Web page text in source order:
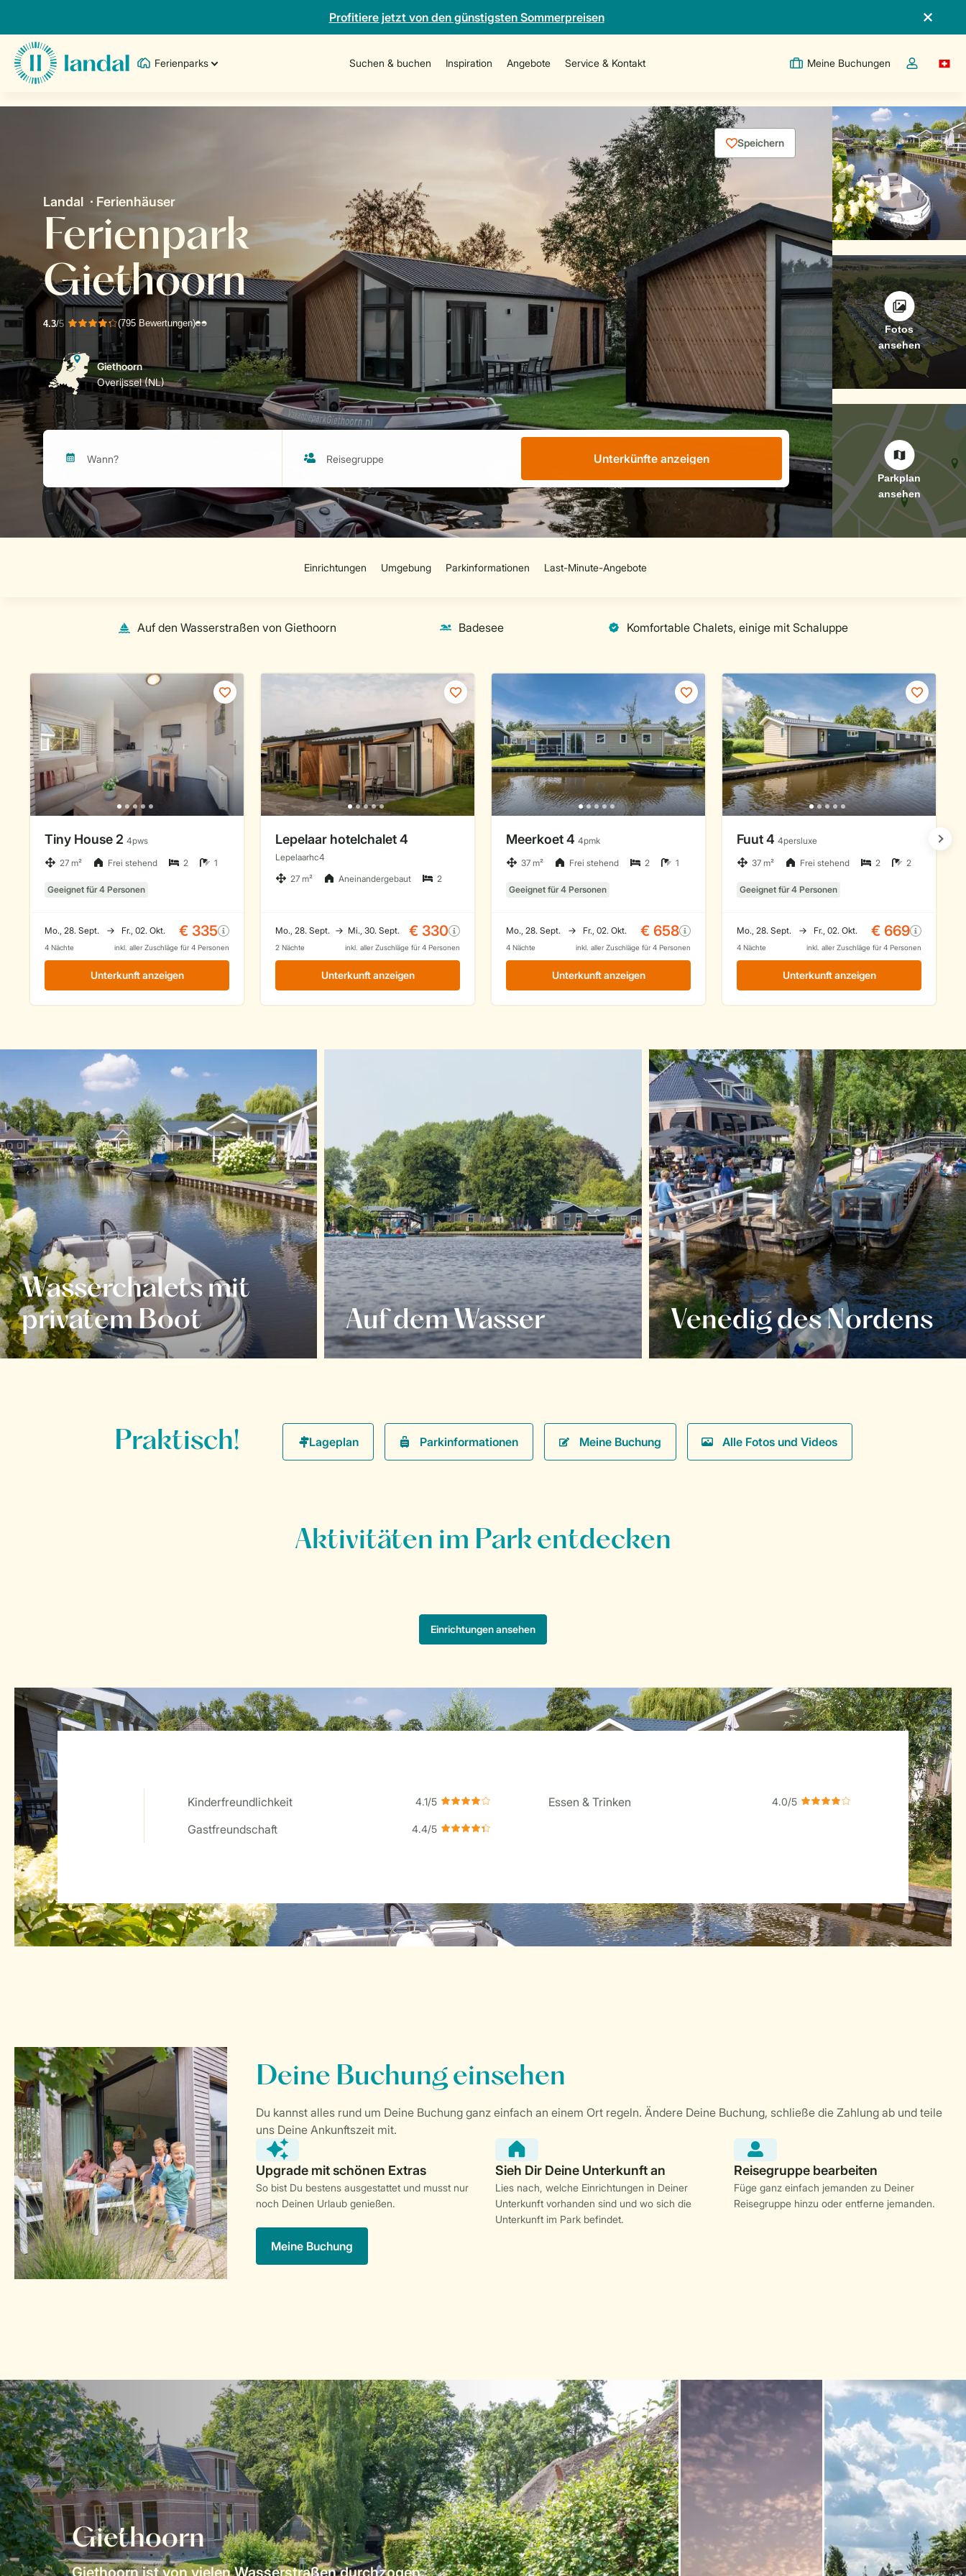
Profitiere jetzt von den günstigsten Sommerpreisen
Ferienparks Suchen & buchen Inspiration Angebote Service & Kontakt Meine Buchungen
Dropdown-
Unterkünfte anzeigen
Wasserchalets mit
privatem Boot
Auf dem Wasser Venedig des Nordens
Praktisch! Parkinformationen Meine Buchung Alle Fotos und Videos
Kinderfreundlichkeit
Essen & Trinken
Gastfreundschaft
So bist Du bestens ausgestattet und musst nur
noch Deinen Urlaub genießen.
Lies nach, welche Einrichtungen in Deiner
Unterkunft vorhanden sind und wo sich die
Unterkunft im Park befindet.
Füge ganz einfach jemanden zu Deiner
Reisegruppe hinzu oder entferne jemanden.
Meine Buchung
Giethoorn
Giethoorn ist von vielen Wasserstraßen durchzogen.